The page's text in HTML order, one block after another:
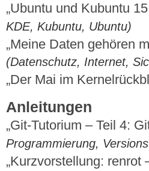
„Ubuntu und Kubuntu
KDE, Kubuntu, Ubuntu)
„Meine Daten gehören
(Datenschutz, Internet,
„Der Mai im
Anleitungen
„Git-Tutorium – Teil 4:
Programmierung,
„Kurzvorstellung: renrot